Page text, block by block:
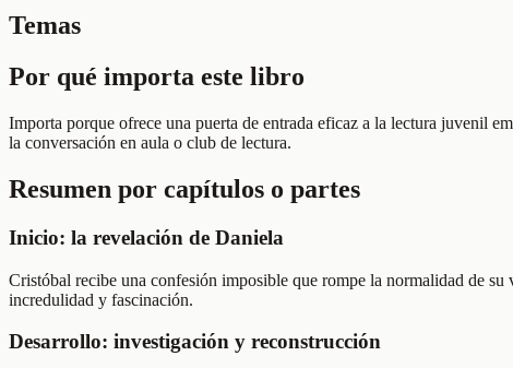
Temas
Por qué importa este libro
Importa porque ofrece una puerta de entrada eficaz a la lectura juvenil
la conversación en aula o club de lectura.
Resumen por capítulos o partes
Inicio: la revelación de Daniela
Cristóbal recibe una confesión imposible que rompe la normalidad de
incredulidad y fascinación.
Desarrollo: investigación y reconstrucción